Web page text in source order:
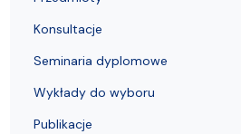
Konsultacje
Seminaria dyplomowe
Wykłady do wyboru
Publikacje